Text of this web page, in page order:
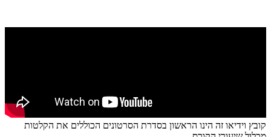
קובץ וידיאו זה הינו הראשון בסדרת הסרטונים הכוללים את הקלטות